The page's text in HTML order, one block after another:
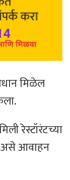
मिळेल
रेस्टॉरंटच्या
असे आवाहन